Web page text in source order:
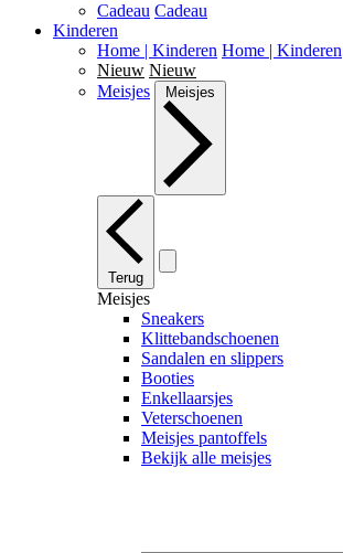
Cadeau Cadeau
Kinderen
Home | Kinderen Home | Kinderen
Nieuw Nieuw
Meisjes
Meisjes
Terug
Meisjes
Sneakers
Klittebandschoenen
Sandalen en slippers
Booties
Enkellaarsjes
Veterschoenen
Meisjes pantoffels
Bekijk alle meisjes